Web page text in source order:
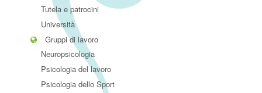
Tutela e patrocini
Università
Gruppi di lavoro
Neuropsicologia
Psicologia del lavoro
Psicologia dello Sport